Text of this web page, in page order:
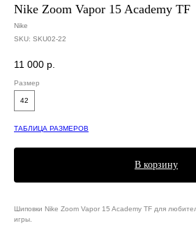
Nike Zoom Vapor 15 Academy TF
Nike
SKU: SKU02-22
11 000 р.
Размер
42
ТАБЛИЦА РАЗМЕРОВ
В корзину
Шиповки Nike Zoom Vapor 15 Academy TF для
игры.